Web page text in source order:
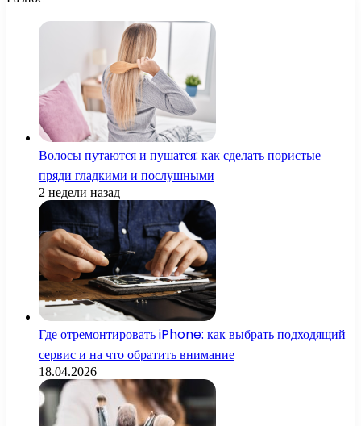
Волосы путаются и пушатся: как сделать пористые
пряди гладкими и послушными
2 недели назад
Где отремонтировать iPhone: как выбрать подходящий
сервис и на что обратить внимание
18.04.2026